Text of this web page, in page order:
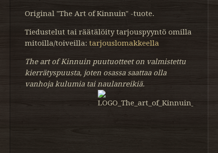
Original "The Art of Kinnuin" -tuote.
Tiedustelut tai räätälöity tarjouspyyntö omilla
mitoilla/toiveilla: tarjouslomakkeella
The art of Kinnuin puutuotteet on valmistettu
kierrätyspuusta, joten osassa saattaa olla
vanhoja kulumia tai naulanreikiä.